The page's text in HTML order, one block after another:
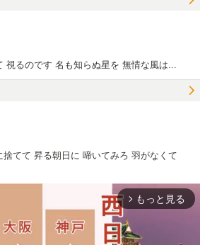
視るのです 名も知らぬ星を 無情な風は...
てて 昇る朝日に 啼いてみろ 羽がなくて
arrow_forward_ios もっと見る